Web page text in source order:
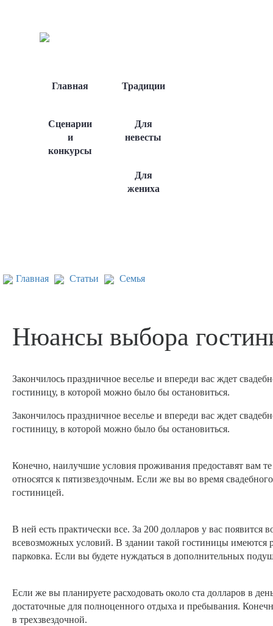
Главная Традиции
Сценарии
и
конкурсы
Для
невесты
Для
жениха
Главная Статьи Семья
Нюансы выбора
Закончилось праздничное веселье и впереди вас ждет
гостиницу, в которой можно было бы остановиться.
Закончилось праздничное веселье и впереди вас ждет
гостиницу, в которой можно было бы остановиться.
Конечно, наилучшие условия проживания предоставят вам
относятся к пятизвездочным. Если же вы во время
гостиницей.
В ней есть практически все. За 200 долларов у вас
всевозможных условий. В здании такой гостиницы имеются
парковка. Если вы будете нуждаться в дополнительных
Если же вы планируете расходовать около ста долларов в
достаточные для полноценного отдыха и пребывания.
в трехзвездочной.